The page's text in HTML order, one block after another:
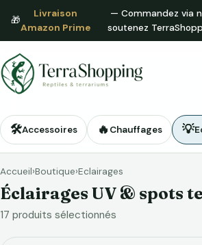
🎁
Livraison
Amazon Prime
— Commandez via
soutenez
🛠️Accessoires 🔥 Chauffages 💡
Accueil›Boutique›Eclairages
Éclairages UV & spots
17 produits sélectionnés